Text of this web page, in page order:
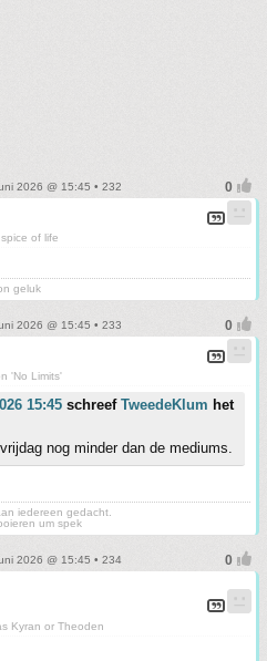
2026 @ 15:45 • 232
of life
geluk
2026 @ 15:45 • 233
'No Limits'
15:45 schreef TweedeKlum het
nog minder dan de mediums.
iedereen gedacht.
um spek
2026 @ 15:45 • 234
Kyran or Theoden